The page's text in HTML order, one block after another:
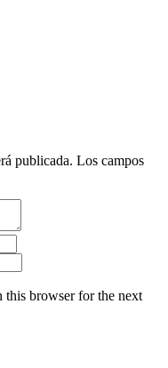
publicada. Los campos
this browser for the next